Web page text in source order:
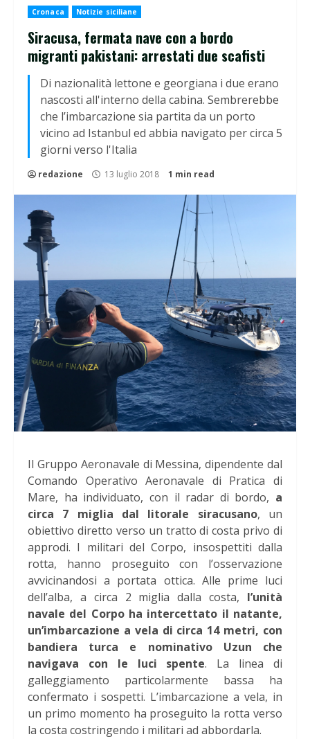
Cronaca Notizie siciliane
Siracusa, fermata nave con a bordo
migranti pakistani: arrestati due scafisti
Di nazionalità lettone e georgiana i due erano
nascosti all'interno della cabina. Sembrerebbe
che l’imbarcazione sia partita da un porto
vicino ad Istanbul ed abbia navigato per circa 5
giorni verso l'Italia
redazione 13 luglio 2018 1 min read
Il Gruppo Aeronavale di Messina, dipendente dal
Comando Operativo Aeronavale di Pratica di
Mare, ha individuato, con il radar di bordo, a
circa 7 miglia dal litorale siracusano, un
obiettivo diretto verso un tratto di costa privo di
approdi. I militari del Corpo, insospettiti dalla
rotta, hanno proseguito con l’osservazione
avvicinandosi a portata ottica. Alle prime luci
dell’alba, a circa 2 miglia dalla costa, l’unità
navale del Corpo ha intercettato il natante,
un’imbarcazione a vela di circa 14 metri, con
bandiera turca e nominativo Uzun che
navigava con le luci spente. La linea di
galleggiamento particolarmente bassa ha
confermato i sospetti. L’imbarcazione a vela, in
un primo momento ha proseguito la rotta verso
la costa costringendo i militari ad abbordarla.